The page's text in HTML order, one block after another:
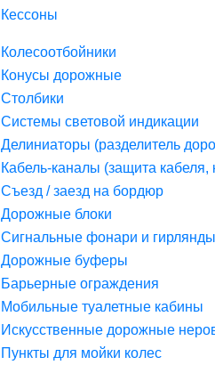
Кессоны
Колесоотбойники
Конусы дорожные
Столбики
Системы световой индикации
Делиниаторы (разделитель
Кабель-каналы (защита кабеля,
Съезд / заезд на бордюр
Дорожные блоки
Сигнальные фонари и гирлянды
Дорожные буферы
Барьерные ограждения
Мобильные туалетные кабины
Искусственные дорожные
Пункты для мойки колес